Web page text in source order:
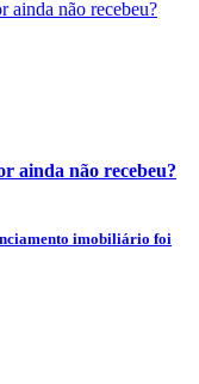
ainda não recebeu?
imobiliário foi